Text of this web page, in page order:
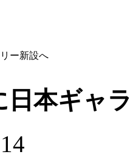
ー新設へ
日本ギャ